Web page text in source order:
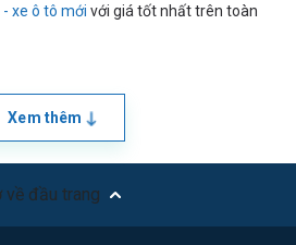
xe ô tô mới với giá tốt nhất trên toàn
Xem thêm
về đầu trang